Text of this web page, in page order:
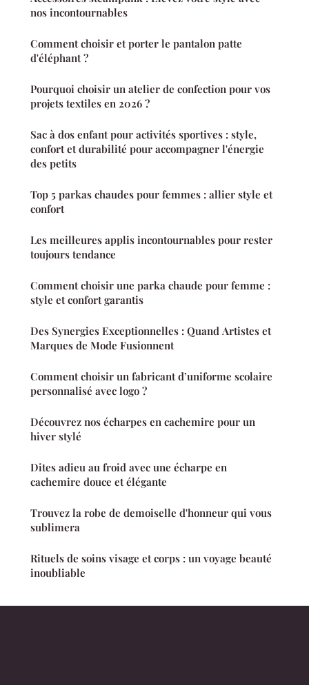
nos incontournables
Comment choisir et porter le pantalon patte
d'éléphant ?
Pourquoi choisir un atelier de confection pour vos
projets textiles en 2026 ?
Sac à dos enfant pour activités sportives : style,
confort et durabilité pour accompagner l'énergie
des petits
Top 5 parkas chaudes pour femmes : allier style et
confort
Les meilleures applis incontournables pour rester
toujours tendance
Comment choisir une parka chaude pour femme :
style et confort garantis
Des Synergies Exceptionnelles : Quand Artistes et
Marques de Mode Fusionnent
Comment choisir un fabricant d’uniforme scolaire
personnalisé avec logo ?
Découvrez nos écharpes en cachemire pour un
hiver stylé
Dites adieu au froid avec une écharpe en
cachemire douce et élégante
Trouvez la robe de demoiselle d'honneur qui vous
sublimera
Rituels de soins visage et corps : un voyage beauté
inoubliable